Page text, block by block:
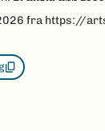
fra https://